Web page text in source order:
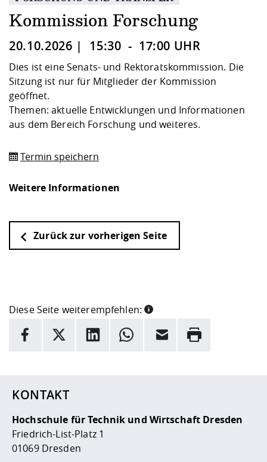
Vorbereitung
Checkliste zum
Studien- und
Studieren in
Lebenslagen
Lehren,
Formulare und
FIS -
Prototyping und
Gründung und
Kooperationen
Kontakt &
Förderverein
Gremien und
Landbau/
Kontakt und Anfahrt
Qualitätssicherung
Kommission Forschung
20.10.2026 | 15:30 - 17:00 UHR
Dies ist eine Senats- und Rektoratskommission. Die
Sitzung ist nur für Mitglieder der Kommission
geöffnet.
Themen: aktuelle Entwicklungen und Informationen
aus dem Bereich Forschung und weiteres.
Termin speichern
Weitere Informationen
Zurück zur vorherigen Seite
Diese Seite weiterempfehlen:
INFORMATION
Facebook
X LinkedInWhatsappE-Mail Drucken
KONTAKT
Hochschule für Technik und Wirtschaft Dresden
Friedrich-List-Platz 1
01069 Dresden